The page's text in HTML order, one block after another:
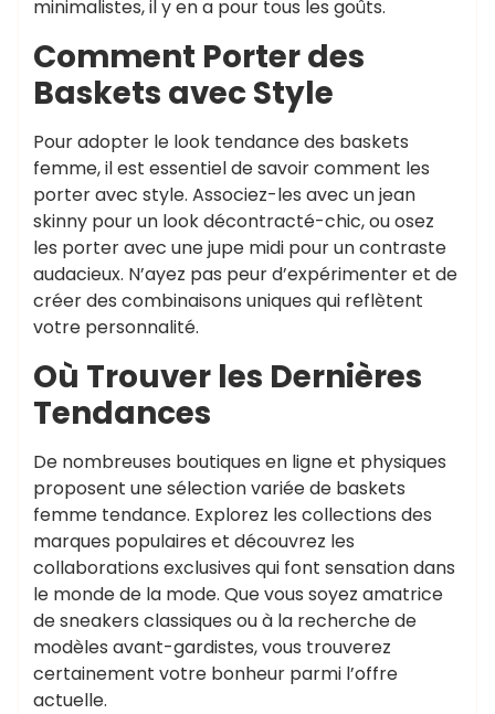
minimalistes, il y en a pour tous les goûts.
Comment Porter des
Baskets avec Style
Pour adopter le look tendance des baskets
femme, il est essentiel de savoir comment les
porter avec style. Associez-les avec un jean
skinny pour un look décontracté-chic, ou osez
les porter avec une jupe midi pour un contraste
audacieux. N’ayez pas peur d’expérimenter et de
créer des combinaisons uniques qui reflètent
votre personnalité.
Où Trouver les Dernières
Tendances
De nombreuses boutiques en ligne et physiques
proposent une sélection variée de baskets
femme tendance. Explorez les collections des
marques populaires et découvrez les
collaborations exclusives qui font sensation dans
le monde de la mode. Que vous soyez amatrice
de sneakers classiques ou à la recherche de
modèles avant-gardistes, vous trouverez
certainement votre bonheur parmi l’offre
actuelle.